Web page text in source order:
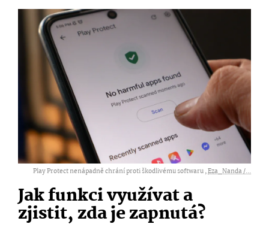
Play Protect nenápadně chrání proti škodlivému softwaru ,Eza_Nanda /...
Jak funkci využívat a
zjistit, zda je zapnutá?